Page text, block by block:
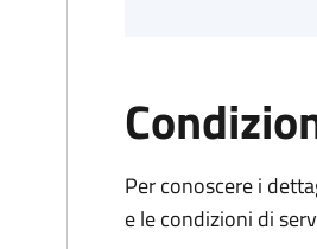
Per conoscere i
e le condizioni di